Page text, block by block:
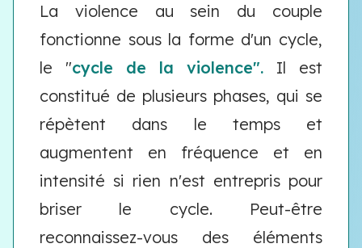
La violence au sein du couple
fonctionne sous la forme d'un cycle,
le "cycle de la violence". Il est
constitué de plusieurs phases, qui se
répètent dans le temps et
augmentent en fréquence et en
intensité si rien n'est entrepris pour
briser le cycle. Peut-être
reconnaissez-vous des éléments